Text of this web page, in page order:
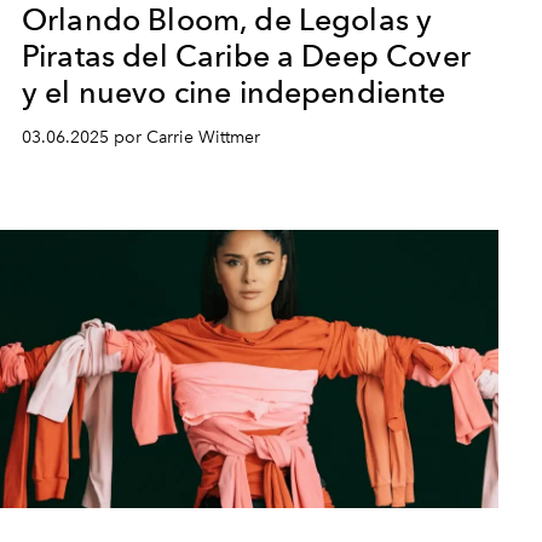
Orlando Bloom, de Legolas y
Piratas del Caribe a Deep Cover
y el nuevo cine independiente
03.06.2025 por Carrie Wittmer